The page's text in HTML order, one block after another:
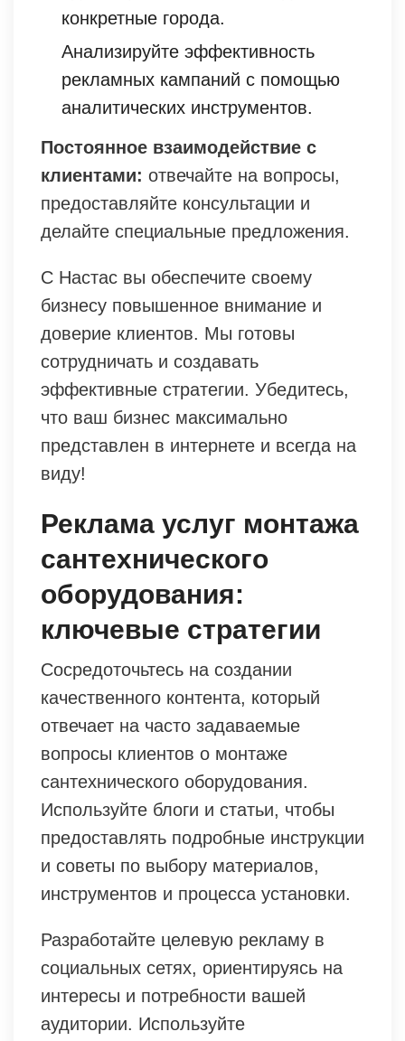
конкретные города.
Анализируйте эффективность
рекламных кампаний с помощью
аналитических инструментов.
Постоянное взаимодействие с
клиентами: отвечайте на вопросы,
предоставляйте консультации и
делайте специальные предложения.
С Настаc вы обеспечите своему
бизнесу повышенное внимание и
доверие клиентов. Мы готовы
сотрудничать и создавать
эффективные стратегии. Убедитесь,
что ваш бизнес максимально
представлен в интернете и всегда на
виду!
Реклама услуг монтажа
сантехнического
оборудования:
ключевые стратегии
Сосредоточьтесь на создании
качественного контента, который
отвечает на часто задаваемые
вопросы клиентов о монтаже
сантехнического оборудования.
Используйте блоги и статьи, чтобы
предоставлять подробные инструкции
и советы по выбору материалов,
инструментов и процесса установки.
Разработайте целевую рекламу в
социальных сетях, ориентируясь на
интересы и потребности вашей
аудитории. Используйте